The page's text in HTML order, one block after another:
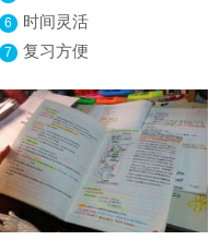
6 时间灵活
7 复习方便